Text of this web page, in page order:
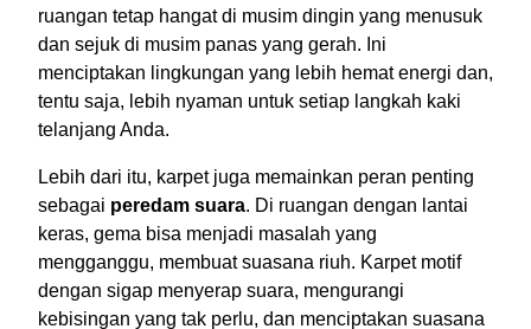
ruangan tetap hangat di musim dingin yang menusuk
dan sejuk di musim panas yang gerah. Ini
menciptakan lingkungan yang lebih hemat energi dan,
tentu saja, lebih nyaman untuk setiap langkah kaki
telanjang Anda.
Lebih dari itu, karpet juga memainkan peran penting
sebagai peredam suara. Di ruangan dengan lantai
keras, gema bisa menjadi masalah yang
mengganggu, membuat suasana riuh. Karpet motif
dengan sigap menyerap suara, mengurangi
kebisingan yang tak perlu, dan menciptakan suasana